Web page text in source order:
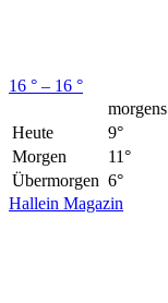
16 ° – 16 °
morgens
Heute
9°
Morgen
11°
Übermorgen 6°
Hallein Magazin